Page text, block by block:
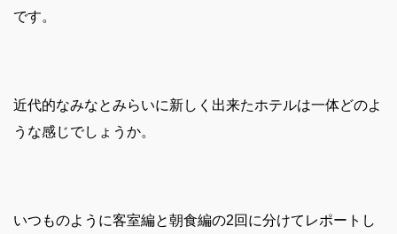
です。
近代的なみなとみらいに新しく出来たホテルは一体どのよ
うな感じでしょうか。
いつものように客室編と朝食編の2回に分けてレポートし